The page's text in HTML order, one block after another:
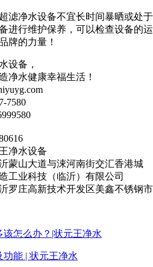
滤净水设备不宜长时间暴晒或处
进行维护保养，可以检查设备的
牌的力量！
设备，
净水健康幸福生活！
7580
净水设备
蒙山大道与涑河南街交汇香港城
工业科技（临沂）有限公司
罗庄高新技术开发区美鑫不锈钢
怎么办？|状元王净水
能 | 状元王净水